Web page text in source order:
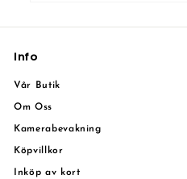
email
Info
Vår Butik
Om Oss
Kamerabevakning
Köpvillkor
Inköp av kort